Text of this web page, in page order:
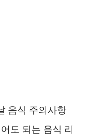
음식 주의사항
도 되는 음식 리